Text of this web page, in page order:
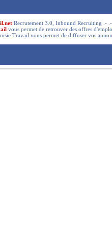
Recrutement 3.0, Inbound Recruiting .-
vous permet de retrouver des offres
Travail vous permet de diffuser vos